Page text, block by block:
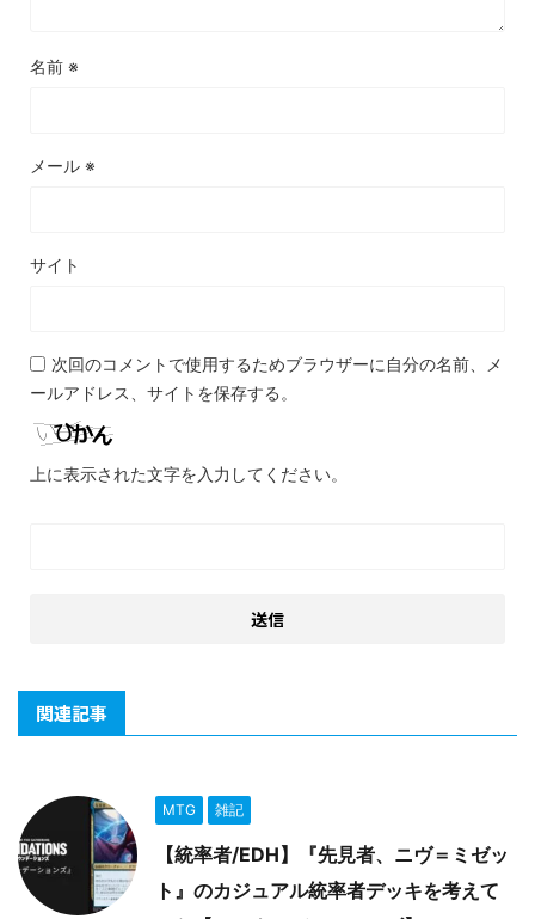
名前 ※
メール ※
サイト
次回のコメントで使用するためブラウザーに自分の名前、メ
ールアドレス、サイトを保存する。
上に表示された文字を入力してください。
関連記事
MTG 雑記
【統率者/EDH】『先見者、ニヴ＝ミゼッ
ト』のカジュアル統率者デッキを考えて